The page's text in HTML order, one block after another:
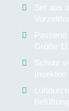
Set aus
Größe 11
Schutz
Insekten
Belüftung